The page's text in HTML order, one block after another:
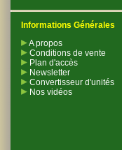
Informations Générales
A propos
Conditions de vente
Plan d'accès
Newsletter
Convertisseur d'unités
Nos vidéos